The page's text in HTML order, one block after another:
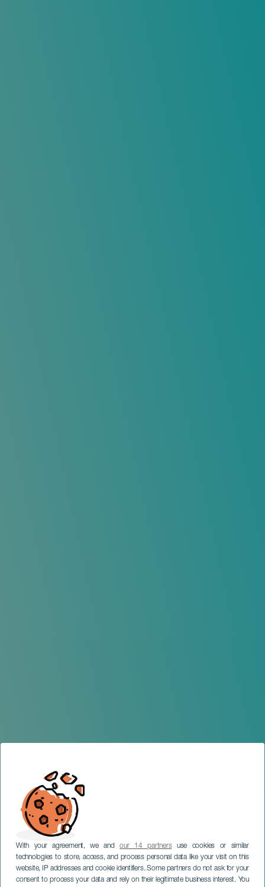
With your agreement, we andour 14 partnersuse cookies or similar
technologies to store, access, and process personal data like your visit on this
website, IP addresses and cookie identifiers. Some partners do not ask for your
consent to process your data and rely on their legitimate business interest. You
LANZAROTE